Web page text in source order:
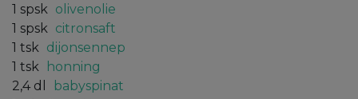
1 spsk olivenolie
1 spsk citronsaft
1 tsk dijonsennep
1 tsk
honning
2,4 dl
babyspinat